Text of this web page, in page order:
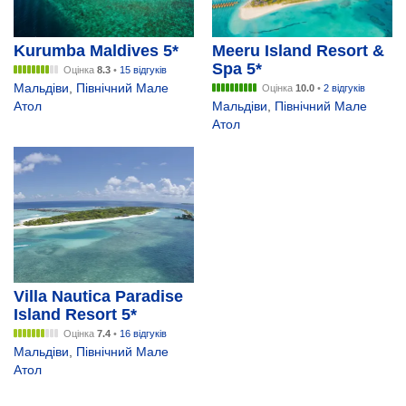
Kurumba Maldives 5*
Оцінка 8.3 • 15 відгуків
Мальдіви, Північний Мале
Атол
Meeru Island Resort &
Spa 5*
Оцінка 10.0 • 2 відгуків
Мальдіви, Північний Мале
Атол
Villa Nautica Paradise
Island Resort 5*
Оцінка 7.4 • 16 відгуків
Мальдіви
Північний Мале
Атол